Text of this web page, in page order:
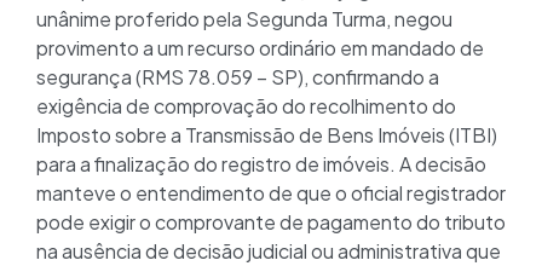
unânime proferido pela Segunda Turma, negou
provimento a um recurso ordinário em mandado de
segurança (RMS 78.059 – SP), confirmando a
exigência de comprovação do recolhimento do
Imposto sobre a Transmissão de Bens Imóveis (ITBI)
para a finalização do registro de imóveis. A decisão
manteve o entendimento de que o oficial registrador
pode exigir o comprovante de pagamento do tributo
na ausência de decisão judicial ou administrativa que